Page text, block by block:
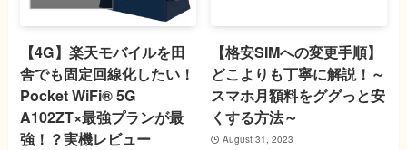
【4G】楽天モバイルを田
舎でも固定回線化したい！
Pocket WiFi® 5G
A102ZT×最強プランが最
強！？実機レビュー
【格安SIMへの変更手順】
どこよりも丁寧に解説！～
スマホ月額料をググっと安
くする方法～
August 31, 2023